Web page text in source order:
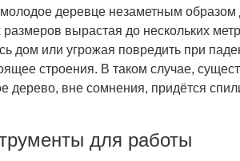
деревце незаметным образом
размеров вырастая до нескольких
дом или угрожая повредить при
строения. В таком случае,
вне сомнения, придётся
для работы